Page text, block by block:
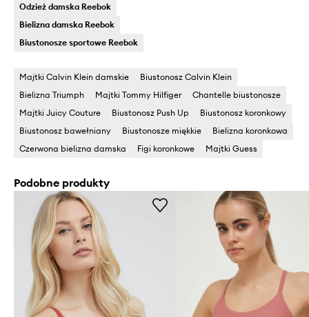
Odzież damska Reebok
Bielizna damska Reebok
Biustonosze sportowe Reebok
Majtki Calvin Klein damskie
Biustonosz Calvin Klein
Bielizna Triumph
Majtki Tommy Hilfiger
Chantelle biustonosze
Majtki Juicy Couture
Biustonosz Push Up
Biustonosz koronkowy
Biustonosz bawełniany
Biustonosze miękkie
Bielizna koronkowa
Czerwona bielizna damska
Figi koronkowe Majtki Guess
Podobne produkty